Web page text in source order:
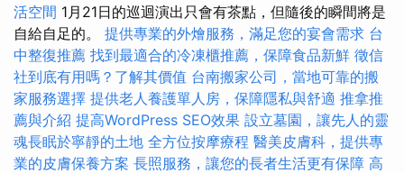
活空間 1月21日的巡迴演出只會有茶點，但隨後的瞬間將是
自給自足的。 提供專業的外燴服務，滿足您的宴會需求 台
中整復推薦 找到最適合的冷凍櫃推薦，保障食品新鮮 徵信
社到底有用嗎？了解其價值 台南搬家公司，當地可靠的搬
家服務選擇 提供老人養護單人房，保障隱私與舒適 推拿推
薦與介紹 提高WordPress SEO效果 設立墓園，讓先人的靈
魂長眠於寧靜的土地 全方位按摩療程 醫美皮膚科，提供專
業的皮膚保養方案 長照服務，讓您的長者生活更有保障 高